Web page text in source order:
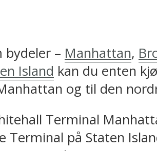
bydeler – Manhattan,
Island kan du enten
og til den
Terminal
Terminal på Staten